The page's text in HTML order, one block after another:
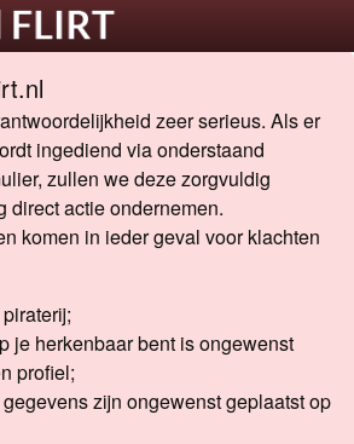
zeer serieus. Als er
ingediend via onderstaand
zullen we deze zorgvuldig
direct actie ondernemen.
komen in ieder geval voor klachten
je herkenbaar bent is ongewenst
profiel;
zijn ongewenst geplaatst op